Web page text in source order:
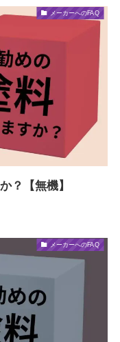
メーカーへのFAQ
？【無機】
メーカーへのFAQ